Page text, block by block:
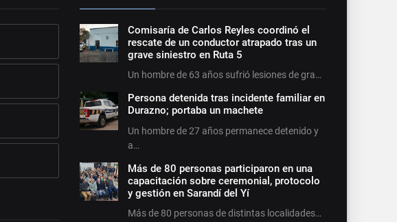
Comisaría de Carlos Reyles coordinó el
rescate de un conductor atrapado tras un
grave siniestro en Ruta 5
Un hombre de 63 años sufrió lesiones de gra…
Persona detenida tras incidente familiar en
Durazno; portaba un machete
Un hombre de 27 años permanece detenido y
a…
Más de 80 personas participaron en una
capacitación sobre ceremonial, protocolo
y gestión en Sarandí del Yí
Más de 80 personas de distintas localidades…